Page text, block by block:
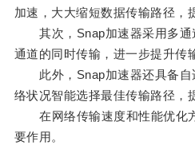
加速，大大缩短数据传输路径，
其次，Snap加速器采用多通
通道的同时传输，进一步提升传
此外，Snap加速器还具备自
络状况智能选择最佳传输路径，
在网络传输速度和性能优化
要作用。